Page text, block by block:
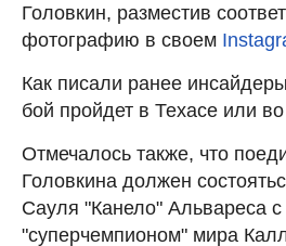
Головкин, разместив
фотографию в своем
Как писали ранее
бой пройдет в Техасе или
Отмечалось также, что
Головкина должен
Сауля "Канело" Альвареса с
"суперчемпионом" мира